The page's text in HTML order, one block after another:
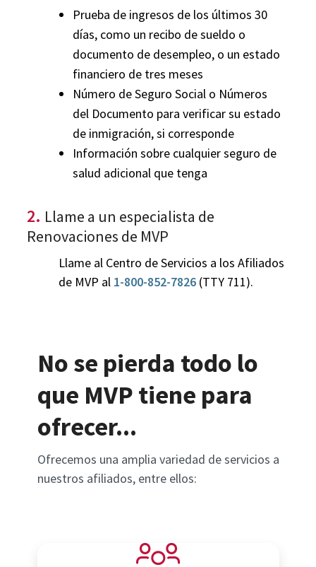
Prueba de ingresos de los últimos 30
días, como un recibo de sueldo o
documento de desempleo, o un estado
financiero de tres meses
Número de Seguro Social o Números
del Documento para verificar su estado
de inmigración, si corresponde
Información sobre cualquier seguro de
salud adicional que tenga
2. Llame a un especialista de
Renovaciones de MVP
Llame al Centro de Servicios a los Afiliados
de MVP al 1-800-852-7826(TTY 711).
No se pierda todo lo
que MVP tiene para
ofrecer...
Ofrecemos una amplia variedad de servicios a
nuestros afiliados, entre ellos: